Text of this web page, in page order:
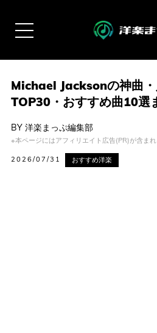
Michael Jacksonの神曲
TOP30・おすすめ曲10選
BY 洋楽まっぷ編集部
※本ページにはアフィリエイト広告(PR)が含ま
2026/07/31 おすすめ洋楽